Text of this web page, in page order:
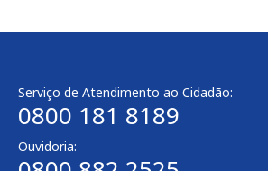
Serviço de Atendimento ao Cidadão:
0800 181 8189
Ouvidoria: